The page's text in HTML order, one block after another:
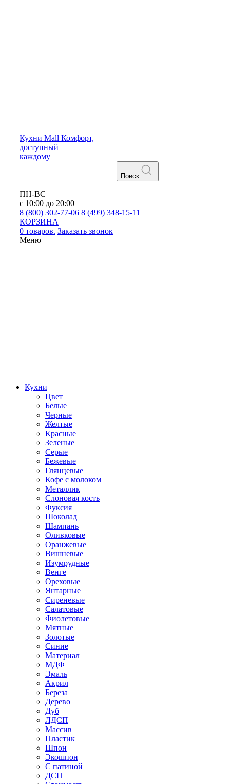
Кухни Mall Комфорт,
доступный
каждому
Поиск
ПН-ВС
с 10:00 до 20:00
8 (800) 302-77-06 8 (499) 348-15-11
КОРЗИНА
0 товаров. Заказать звонок
Меню
Кухни
Цвет
Белые
Черные
Желтые
Красные
Зеленые
Серые
Бежевые
Глянцевые
Кофе с молоком
Металлик
Слоновая кость
Фуксия
Шоколад
Шампань
Оливковые
Оранжевые
Вишневые
Изумрудные
Венге
Ореховые
Янтарные
Сиреневые
Салатовые
Фиолетовые
Мятные
Золотые
Синие
Материал
МДФ
Эмаль
Акрил
Береза
Дерево
Дуб
ЛДСП
Массив
Пластик
Шпон
Экошпон
С патиной
ДСП